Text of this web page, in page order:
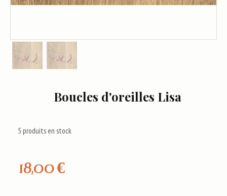
Boucles d'oreilles Lisa
18,00€
5 produits en stock